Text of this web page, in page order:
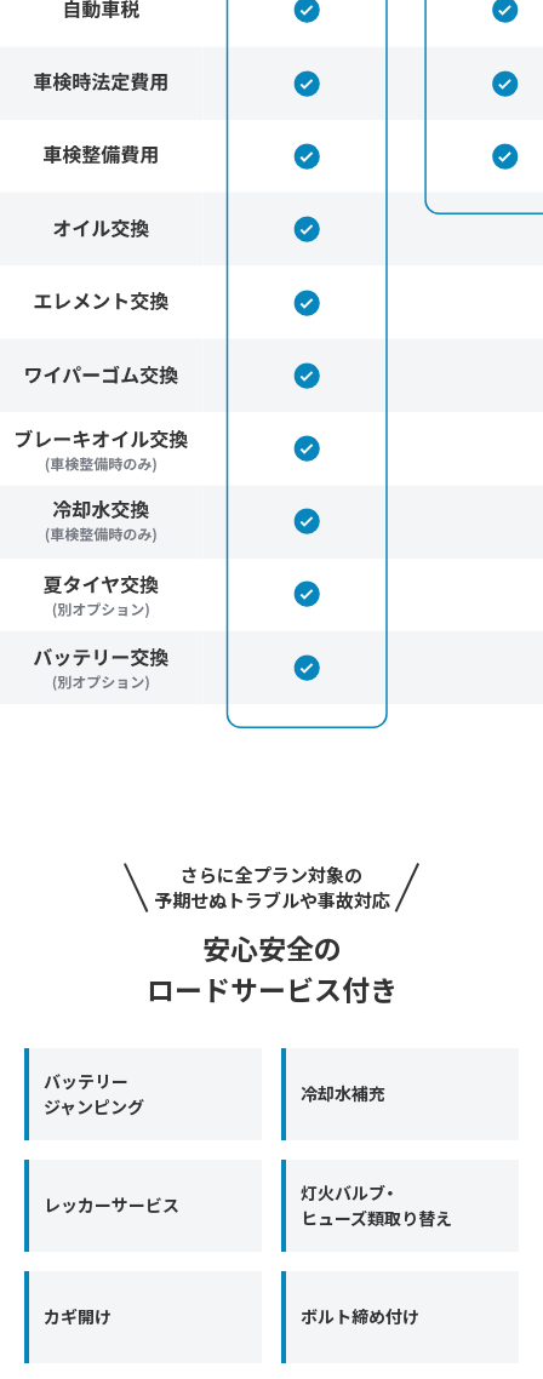
さらに全プラン対象の
予期せぬトラブルや事故対応
安心安全の
ロードサービス付き
バッテリー
ジャンピング
冷却水補充
レッカーサービス
灯火バルブ・
ヒューズ類取り替え
カギ開け ボルト締め付け